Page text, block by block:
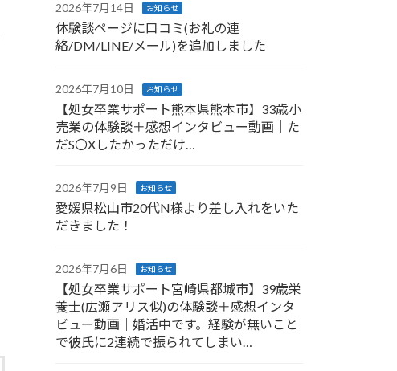
2026年7月14日 お知らせ
体験談ページに口コミ(お礼の連
絡/DM/LINE/メール)を追加しました
2026年7月10日 お知らせ
【処女卒業サポート熊本県熊本市】33歳小
売業の体験談＋感想インタビュー動画｜た
だS〇Xしたかっただけ…
2026年7月9日 お知らせ
愛媛県松山市20代N様より差し入れをいた
だきました！
2026年7月6日 お知らせ
【処女卒業サポート宮崎県都城市】39歳栄
養士(広瀬アリス似)の体験談＋感想インタ
ビュー動画｜婚活中です。経験が無いこと
で彼氏に2連続で振られてしまい…